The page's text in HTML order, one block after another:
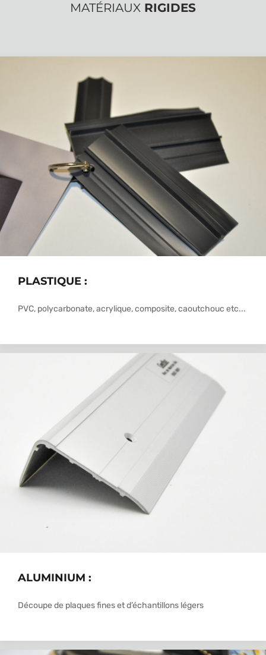
MATÉRIAUX RIGIDES
PLASTIQUE :
PVC, polycarbonate, acrylique, composite, caoutchouc etc...
ALUMINIUM :
Découpe de plaques fines et d’échantillons légers